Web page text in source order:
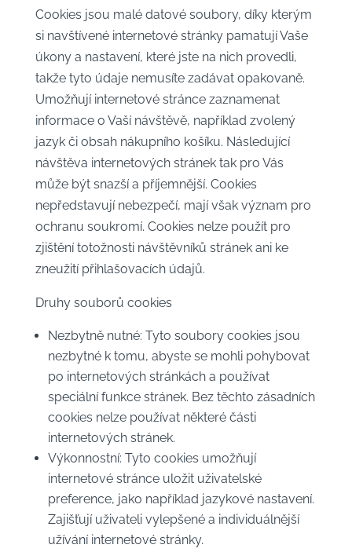
Cookies jsou malé datové soubory, díky kterým
si navštívené internetové stránky pamatují Vaše
úkony a nastavení, které jste na nich provedli,
takže tyto údaje nemusíte zadávat opakovaně.
Umožňují internetové stránce zaznamenat
informace o Vaší návštěvě, například zvolený
jazyk či obsah nákupního košíku. Následující
návštěva internetových stránek tak pro Vás
může být snazší a příjemnější. Cookies
nepředstavují nebezpečí, mají však význam pro
ochranu soukromí. Cookies nelze použít pro
zjištění totožnosti návštěvníků stránek ani ke
zneužití přihlašovacích údajů.
Druhy souborů cookies
Nezbytně nutné: Tyto soubory cookies jsou
nezbytné k tomu, abyste se mohli pohybovat
po internetových stránkách a používat
speciální funkce stránek. Bez těchto zásadních
cookies nelze používat některé části
internetových stránek.
Výkonnostní: Tyto cookies umožňují
internetové stránce uložit uživatelské
preference, jako například jazykové nastavení.
Zajišťují uživateli vylepšené a individuálnější
užívání internetové stránky.